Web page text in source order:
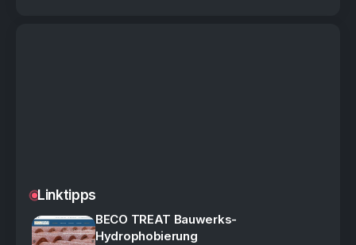
Linktipps
BECO TREAT Bauwerks-
Hydrophobierung